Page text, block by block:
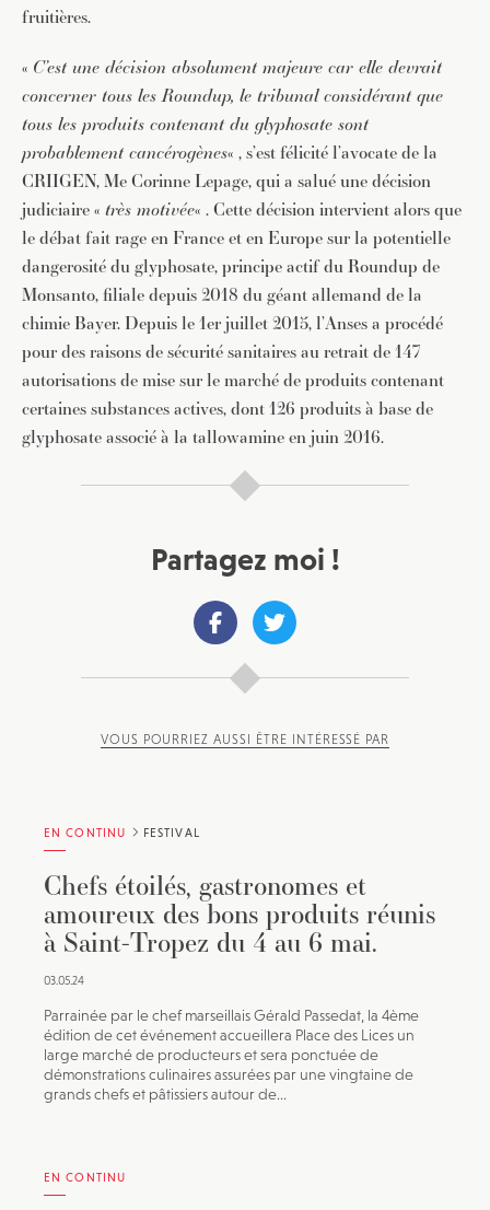
fruitières.
« C’est une décision absolument majeure car elle devrait
concerner tous les Roundup, le tribunal considérant que
tous les produits contenant du glyphosate sont
probablement cancérogènes« , s’est félicité l’avocate de la
CRIIGEN, Me Corinne Lepage, qui a salué une décision
judiciaire « très motivée« . Cette décision intervient alors que
le débat fait rage en France et en Europe sur la potentielle
dangerosité du glyphosate, principe actif du Roundup de
Monsanto, filiale depuis 2018 du géant allemand de la
chimie Bayer. Depuis le 1er juillet 2015, l’Anses a procédé
pour des raisons de sécurité sanitaires au retrait de 147
autorisations de mise sur le marché de produits contenant
certaines substances actives, dont 126 produits à base de
glyphosate associé à la tallowamine en juin 2016.
Partagez moi !
VOUS POURRIEZ AUSSI ÊTRE INTÉRESSÉ PAR
EN CONTINU FESTIVAL
Chefs étoilés, gastronomes et
amoureux des bons produits réunis
à Saint-Tropez du 4 au 6 mai.
03.05.24
Parrainée par le chef marseillais Gérald Passedat, la 4ème
édition de cet événement accueillera Place des Lices un
large marché de producteurs et sera ponctuée de
démonstrations culinaires assurées par une vingtaine de
grands chefs et pâtissiers autour de...
EN CONTINU